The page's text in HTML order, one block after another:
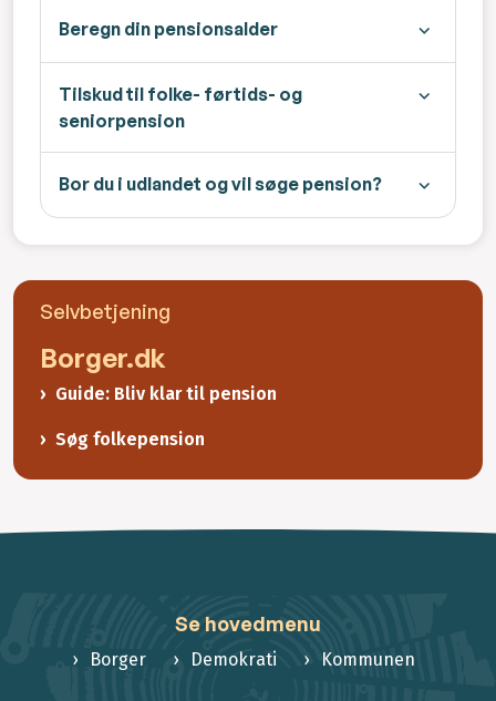
Beregn din pensionsalder
Tilskud til folke- førtids- og
seniorpension
Bor du i udlandet og vil søge pension?
Selvbetjening
Borger.dk
Guide: Bliv klar til pension
Søg folkepension
Se hovedmenu
Borger Demokrati Kommunen